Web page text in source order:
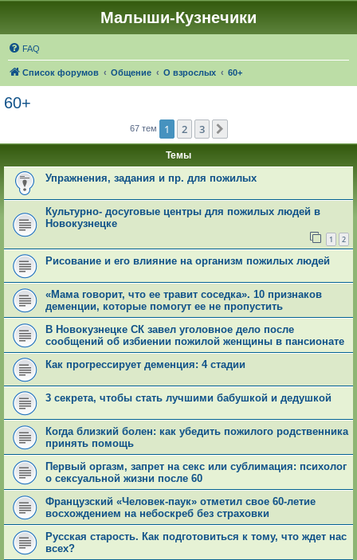
Малыши-Кузнечики
FAQ
Список форумов Общение О взрослых 60+
60+
67 тем 1 2 3
Темы
Упражнения, задания и пр. для пожилых
Культурно- досуговые центры для пожилых людей в
Новокузнецке
1 2
Рисование и его влияние на организм пожилых людей
«Мама говорит, что ее травит соседка». 10 признаков
деменции, которые помогут ее не пропустить
В Новокузнецке СК завел уголовное дело после
сообщений об избиении пожилой женщины в пансионате
Как прогрессирует деменция: 4 стадии
3 секрета, чтобы стать лучшими бабушкой и дедушкой
Когда близкий болен: как убедить пожилого родственника
принять помощь
Первый оргазм, запрет на секс или сублимация: психолог
о сексуальной жизни после 60
Французский «Человек-паук» отметил свое 60-летие
восхождением на небоскреб без страховки
Русская старость. Как подготовиться к тому, что ждет нас
всех?